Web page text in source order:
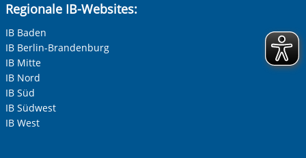
Regionale IB-Websites:
IB Baden
IB Berlin-Brandenburg
IB Mitte
IB Nord
IB Süd
IB Südwest
IB West